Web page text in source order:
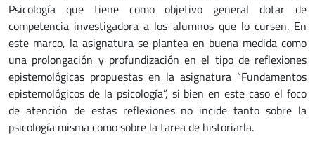
Psicología que tiene como objetivo general dotar de
competencia investigadora a los alumnos que lo cursen. En
este marco, la asignatura se plantea en buena medida como
una prolongación y profundización en el tipo de reflexiones
epistemológicas propuestas en la asignatura “Fundamentos
epistemológicos de la psicología”, si bien en este caso el foco
de atención de estas reflexiones no incide tanto sobre la
psicología misma como sobre la tarea de historiarla.